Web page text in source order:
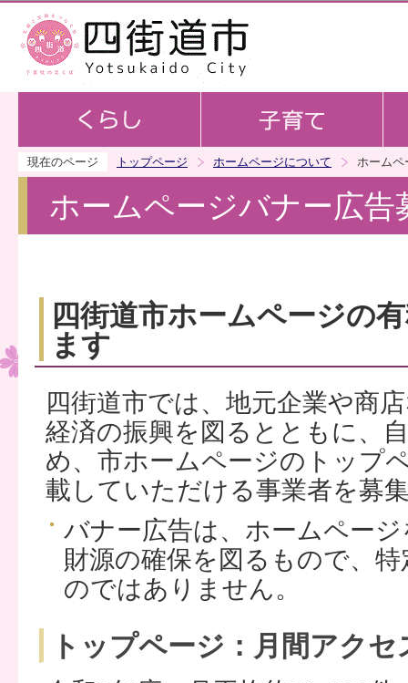
現在のページ トップページ ホームページについて ホームペ
ホームページバナー広告
四街道市ホームページの
ます
四街道市では、地元企業や商
経済の振興を図るとともに、
め、市ホームページのトップ
載していただける事業者を募
バナー広告は、ホームペー
財源の確保を図るもので、
のではありません。
トップページ：月間アク